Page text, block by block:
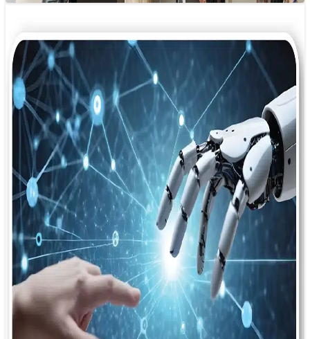
Báo chí tái sinh từ chính mình
08/12/2024 22:29
Thách thức chưa từng có cũng chính là cơ hội để báo chí
tái sinh. Và hành trình tái sinh ấy, không ai…